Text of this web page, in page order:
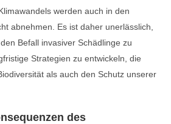
werden auch in den
abnehmen. Es ist daher unerlässlich,
Befall invasiver Schädlinge zu
Strategien zu entwickeln, die
als auch den Schutz unserer
des